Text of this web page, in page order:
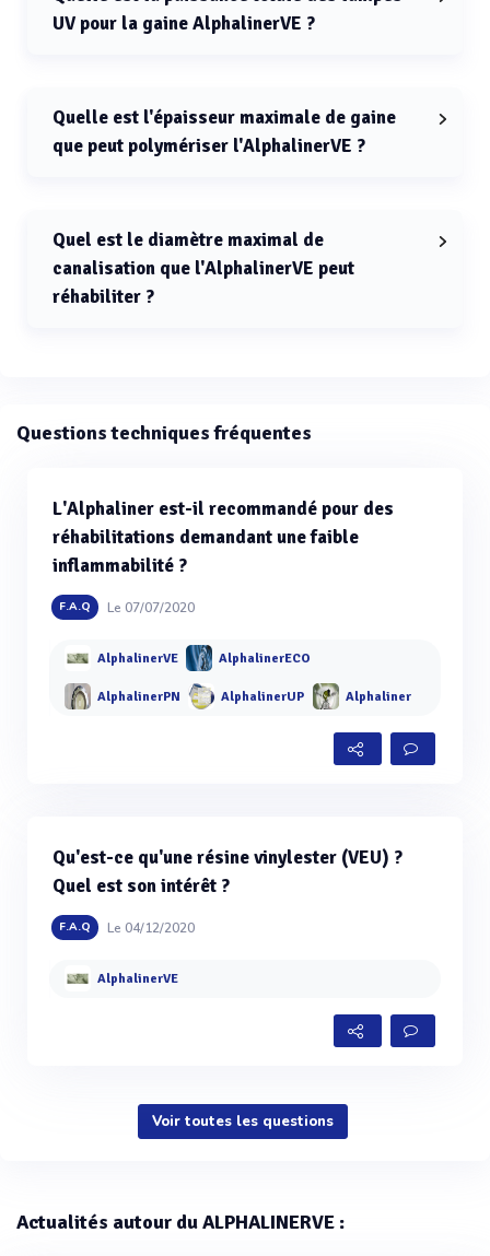
UV pour la gaine AlphalinerVE ?
Quelle est l'épaisseur maximale de gaine
que peut polymériser l'AlphalinerVE ?
Quel est le diamètre maximal de
canalisation que l'AlphalinerVE peut
réhabiliter ?
Questions techniques fréquentes
L'Alphaliner est-il recommandé pour des
réhabilitations demandant une faible
inflammabilité ?
F.A.Q Le 07/07/2020
AlphalinerVE AlphalinerECO
AlphalinerPN AlphalinerUP Alphaliner
Qu'est-ce qu'une résine vinylester (VEU) ?
Quel est son intérêt ?
F.A.Q Le 04/12/2020
AlphalinerVE
Voir toutes les questions
Actualités autour du ALPHALINERVE :